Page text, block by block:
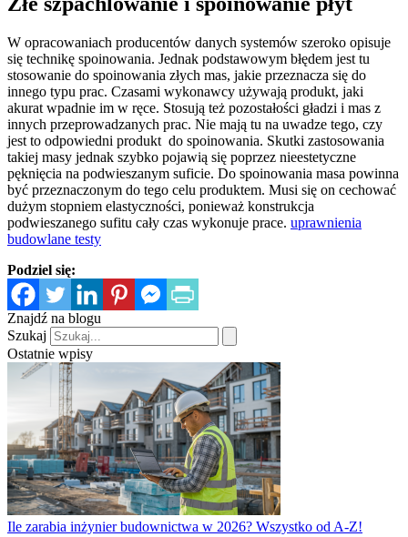
W opracowaniach producentów danych systemów szeroko opisuje
się technikę spoinowania. Jednak podstawowym błędem jest tu
stosowanie do spoinowania złych mas, jakie przeznacza się do
innego typu prac. Czasami wykonawcy używają produkt, jaki
akurat wpadnie im w ręce. Stosują też pozostałości gładzi i mas z
innych przeprowadzanych prac. Nie mają tu na uwadze tego, czy
jest to odpowiedni produkt do spoinowania. Skutki zastosowania
takiej masy jednak szybko pojawią się poprzez nieestetyczne
pęknięcia na podwieszanym suficie. Do spoinowania masa powinna
być przeznaczonym do tego celu produktem. Musi się on cechować
dużym stopniem elastyczności, ponieważ konstrukcja
podwieszanego sufitu cały czas wykonuje prace. uprawnienia
budowlane testy
Podziel się:
Znajdź na blogu
Szukaj
Ostatnie wpisy
Ile zarabia inżynier budownictwa w 2026? Wszystko od A-Z!